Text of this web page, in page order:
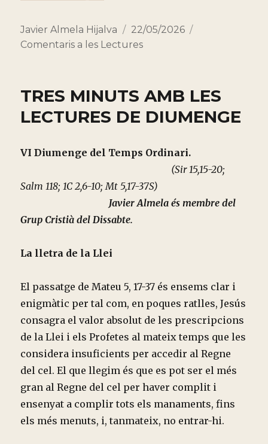
Autor
Javier Almela Hijalva
Publicado
el
22/05/2026
Comentaris a les Lectures
TRES MINUTS AMB LES
LECTURES DE DIUMENGE
VI Diumenge del Temps Ordinari.
(Sir 15,15-20;
Salm 118; 1C 2,6-10; Mt 5,17-37S)
Javier Almela és membre del
Grup Cristià del Dissabte.
La lletra de la Llei
El passatge de Mateu 5, 17-37 és ensems clar i
enigmàtic per tal com, en poques ratlles, Jesús
consagra el valor absolut de les prescripcions
de la Llei i els Profetes al mateix temps que les
considera insuficients per accedir al Regne
del cel. El que llegim és que es pot ser el més
gran al Regne del cel per haver complit i
ensenyat a complir tots els manaments, fins
els més menuts, i, tanmateix, no entrar-hi.